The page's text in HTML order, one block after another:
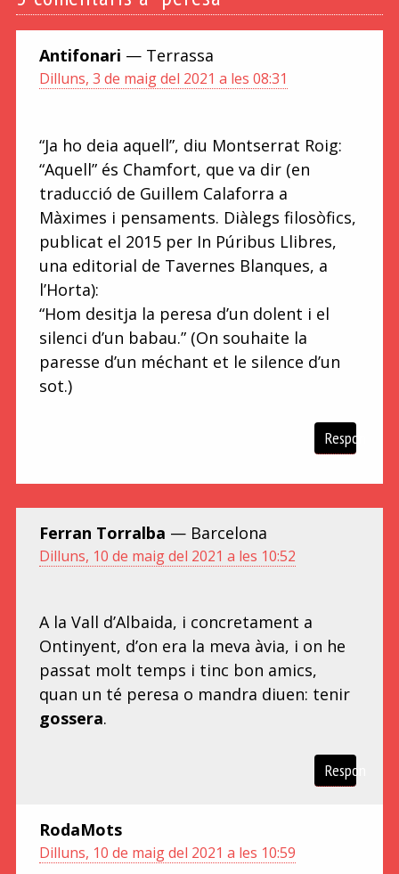
Antifonari — Terrassa
Dilluns, 3 de maig del 2021 a les 08:31
“Ja ho deia aquell”, diu Montserrat Roig:
“Aquell” és Chamfort, que va dir (en
traducció de Guillem Calaforra a
Màximes i pensaments. Diàlegs filosòfics,
publicat el 2015 per In Púribus Llibres,
una editorial de Tavernes Blanques, a
l’Horta):
“Hom desitja la peresa d’un dolent i el
silenci d’un babau.” (On souhaite la
paresse d’un méchant et le silence d’un
sot.)
Respon
Ferran Torralba — Barcelona
Dilluns, 10 de maig del 2021 a les 10:52
A la Vall d’Albaida, i concretament a
Ontinyent, d’on era la meva àvia, i on he
passat molt temps i tinc bon amics,
quan un té peresa o mandra diuen: tenir
gossera.
Respon
RodaMots
Dilluns, 10 de maig del 2021 a les 10:59